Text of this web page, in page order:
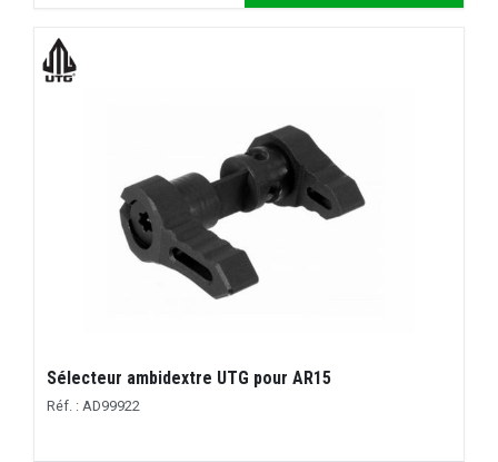
Sélecteur ambidextre UTG pour AR15
Réf. : AD99922